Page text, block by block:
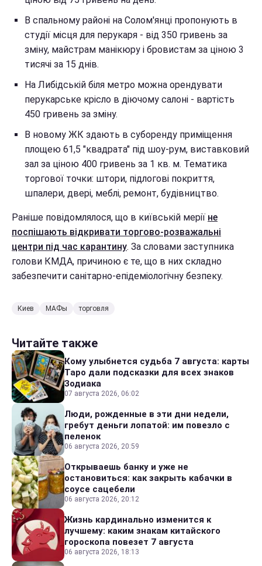
В спальному районі на Солом'янці пропонують в
студії місця для перукаря - від 350 гривень за
зміну, майстрам манікюру і бровистам за ціною 3
тисячі за 15 днів.
На Либідській біля метро можна орендувати
перукарське крісло в діючому салоні - вартість
450 гривень за зміну.
В новому ЖК здають в суборенду приміщення
площею 61,5 "квадрата" під шоу-рум, виставковий
зал за ціною 400 гривень за 1 кв. м. Тематика
торгової точки: штори, підлогові покриття,
шпалери, двері, меблі, ремонт, будівництво.
Раніше повідомлялося, що в київській мерії не
поспішають відкривати торгово-розважальні
центри під час карантину. За словами заступника
голови КМДА, причиною є те, що в них складно
забезпечити санітарно-епідеміологічну безпеку.
Киев МАФы торговля
Читайте также
Кому улыбнется судьба 7 августа: карты
Таро дали подсказки для всех знаков
Зодиака
07 августа 2026, 06:02
Люди, рожденные в эти дни недели,
гребут деньги лопатой: им повезло с
пеленок
06 августа 2026, 20:59
Открываешь банку и уже не
остановиться: как закрыть кабачки в
соусе сацебели
06 августа 2026, 20:12
Жизнь кардинально изменится к
лучшему: каким знакам китайского
гороскопа повезет 7 августа
06 августа 2026, 18:13